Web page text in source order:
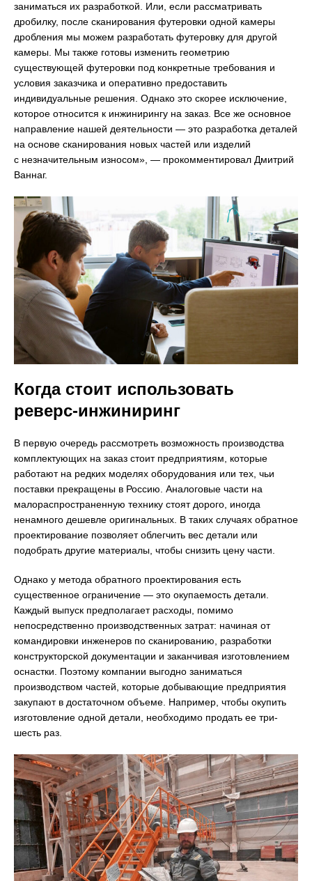
заниматься их разработкой. Или, если рассматривать
дробилку, после сканирования футеровки одной камеры
дробления мы можем разработать футеровку для другой
камеры. Мы также готовы изменить геометрию
существующей футеровки под конкретные требования и
условия заказчика и оперативно предоставить
индивидуальные решения. Однако это скорее исключение,
которое относится к инжинирингу на заказ. Все же основное
направление нашей деятельности — это разработка деталей
на основе сканирования новых частей или изделий
с незначительным износом», — прокомментировал Дмитрий
Ваннаг.
Когда стоит использовать
реверс-инжиниринг
В первую очередь рассмотреть возможность производства
комплектующих на заказ стоит предприятиям, которые
работают на редких моделях оборудования или тех, чьи
поставки прекращены в Россию. Аналоговые части на
малораспространенную технику стоят дорого, иногда
ненамного дешевле оригинальных. В таких случаях обратное
проектирование позволяет облегчить вес детали или
подобрать другие материалы, чтобы снизить цену части.
Однако у метода обратного проектирования есть
существенное ограничение — это окупаемость детали.
Каждый выпуск предполагает расходы, помимо
непосредственно производственных затрат: начиная от
командировки инженеров по сканированию, разработки
конструкторской документации и заканчивая изготовлением
оснастки. Поэтому компании выгодно заниматься
производством частей, которые добывающие предприятия
закупают в достаточном объеме. Например, чтобы окупить
изготовление одной детали, необходимо продать ее три-
шесть раз.